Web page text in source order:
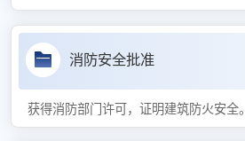
消防安全批准
获得消防部门许可，证明建筑防火安全。